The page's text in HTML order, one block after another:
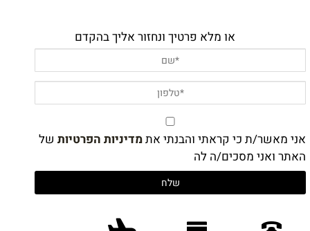
או מלא פרטיך ונחזור אליך בהקדם
אני מאשר/ת כי קראתי והבנתי אתמדיניות הפרטיות של
האתר ואני מסכים/ה לה